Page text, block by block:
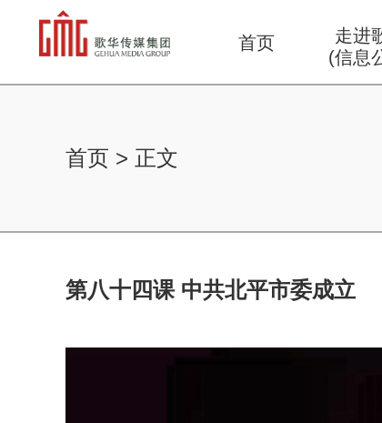
首页
走进
(信息
首页 > 正文
第八十四课 中共北平市委成立